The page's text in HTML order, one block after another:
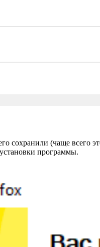
сохранили (чаще всего
программы.